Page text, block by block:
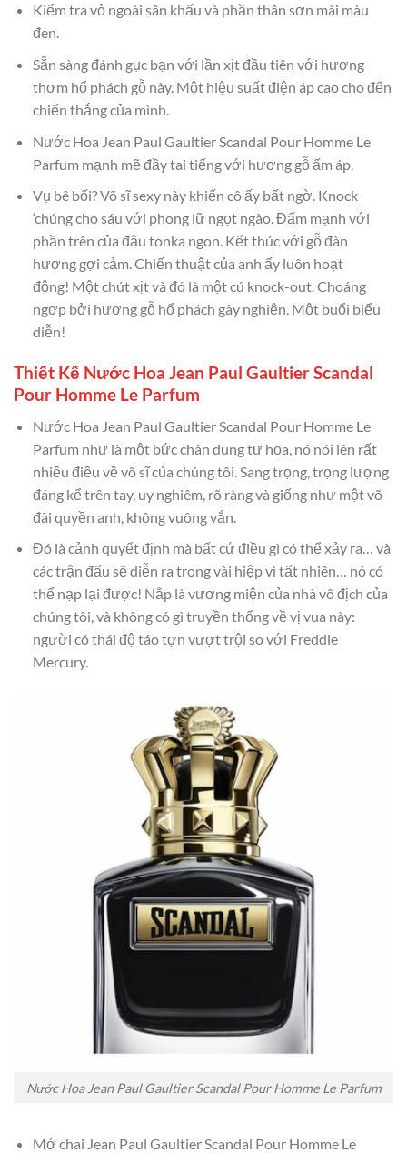
Kiểm tra vỏ ngoài sân khấu và phần thân sơn mài màu
đen.
Sẵn sàng đánh gục bạn với lần xịt đầu tiên với hương
thơm hổ phách gỗ này. Một hiệu suất điện áp cao cho đến
chiến thắng của mình.
Nước Hoa Jean Paul Gaultier Scandal Pour Homme Le
Parfum mạnh mẽ đầy tai tiếng với hương gỗ ấm áp.
Vụ bê bối? Võ sĩ sexy này khiến cô ấy bất ngờ. Knock
‘chúng cho sáu với phong lữ ngọt ngào. Đấm mạnh với
phần trên của đậu tonka ngon. Kết thúc với gỗ đàn
hương gợi cảm. Chiến thuật của anh ấy luôn hoạt
động! Một chút xịt và đó là một cú knock-out. Choáng
ngợp bởi hương gỗ hổ phách gây nghiện. Một buổi biểu
diễn!
Thiết Kế Nước Hoa Jean Paul Gaultier Scandal
Pour Homme Le Parfum
Nước Hoa Jean Paul Gaultier Scandal Pour Homme Le
Parfum như là một bức chân dung tự họa, nó nói lên rất
nhiều điều về võ sĩ của chúng tôi. Sang trọng, trọng lượng
đáng kể trên tay, uy nghiêm, rõ ràng và giống như một võ
đài quyền anh, không vuông vắn.
Đó là cảnh quyết định mà bất cứ điều gì có thể xảy ra… và
các trận đấu sẽ diễn ra trong vài hiệp vì tất nhiên… nó có
thể nạp lại được! Nắp là vương miện của nhà vô địch của
chúng tôi, và không có gì truyền thống về vị vua này:
người có thái độ táo tợn vượt trội so với Freddie
Mercury.
Nước Hoa Jean Paul Gaultier Scandal Pour Homme Le Parfum
Mở chai Jean Paul Gaultier Scandal Pour Homme Le